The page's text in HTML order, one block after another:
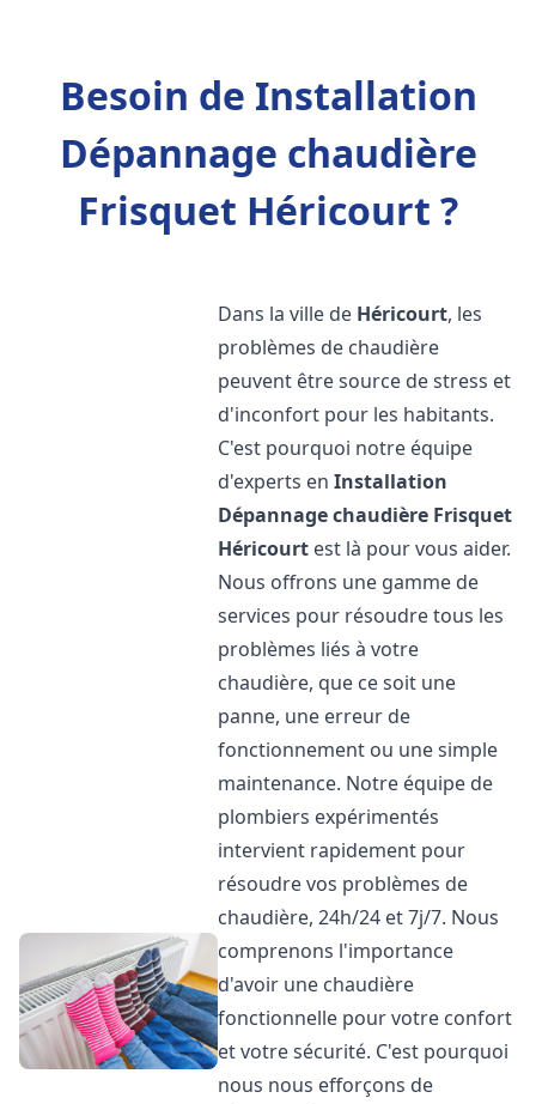
Besoin de Installation
Dépannage chaudière
Frisquet Héricourt ?
Dans la ville de Héricourt, les
problèmes de chaudière
peuvent être source de stress et
d'inconfort pour les habitants.
C'est pourquoi notre équipe
d'experts enInstallation
Dépannage chaudière Frisquet
Héricourt est là pour vous aider.
Nous offrons une gamme de
services pour résoudre tous les
problèmes liés à votre
chaudière, que ce soit une
panne, une erreur de
fonctionnement ou une simple
maintenance. Notre équipe de
plombiers expérimentés
intervient rapidement pour
résoudre vos problèmes de
chaudière, 24h/24 et 7j/7. Nous
comprenons l'importance
d'avoir une chaudière
fonctionnelle pour votre confort
et votre sécurité. C'est pourquoi
nous nous efforçons de